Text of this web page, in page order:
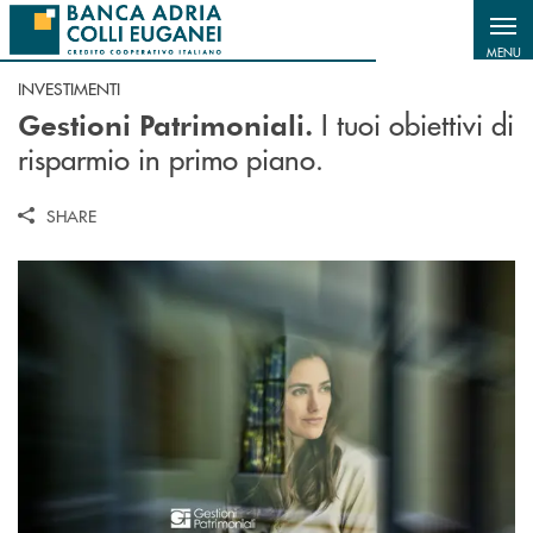
Salta al contenuto principale
MENU
INVESTIMENTI
Gestioni Patrimoniali. I tuoi obiettivi di
risparmio in primo piano.
SHARE